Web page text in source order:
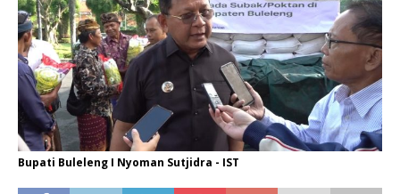
Bupati Buleleng I Nyoman Sutjidra - IST